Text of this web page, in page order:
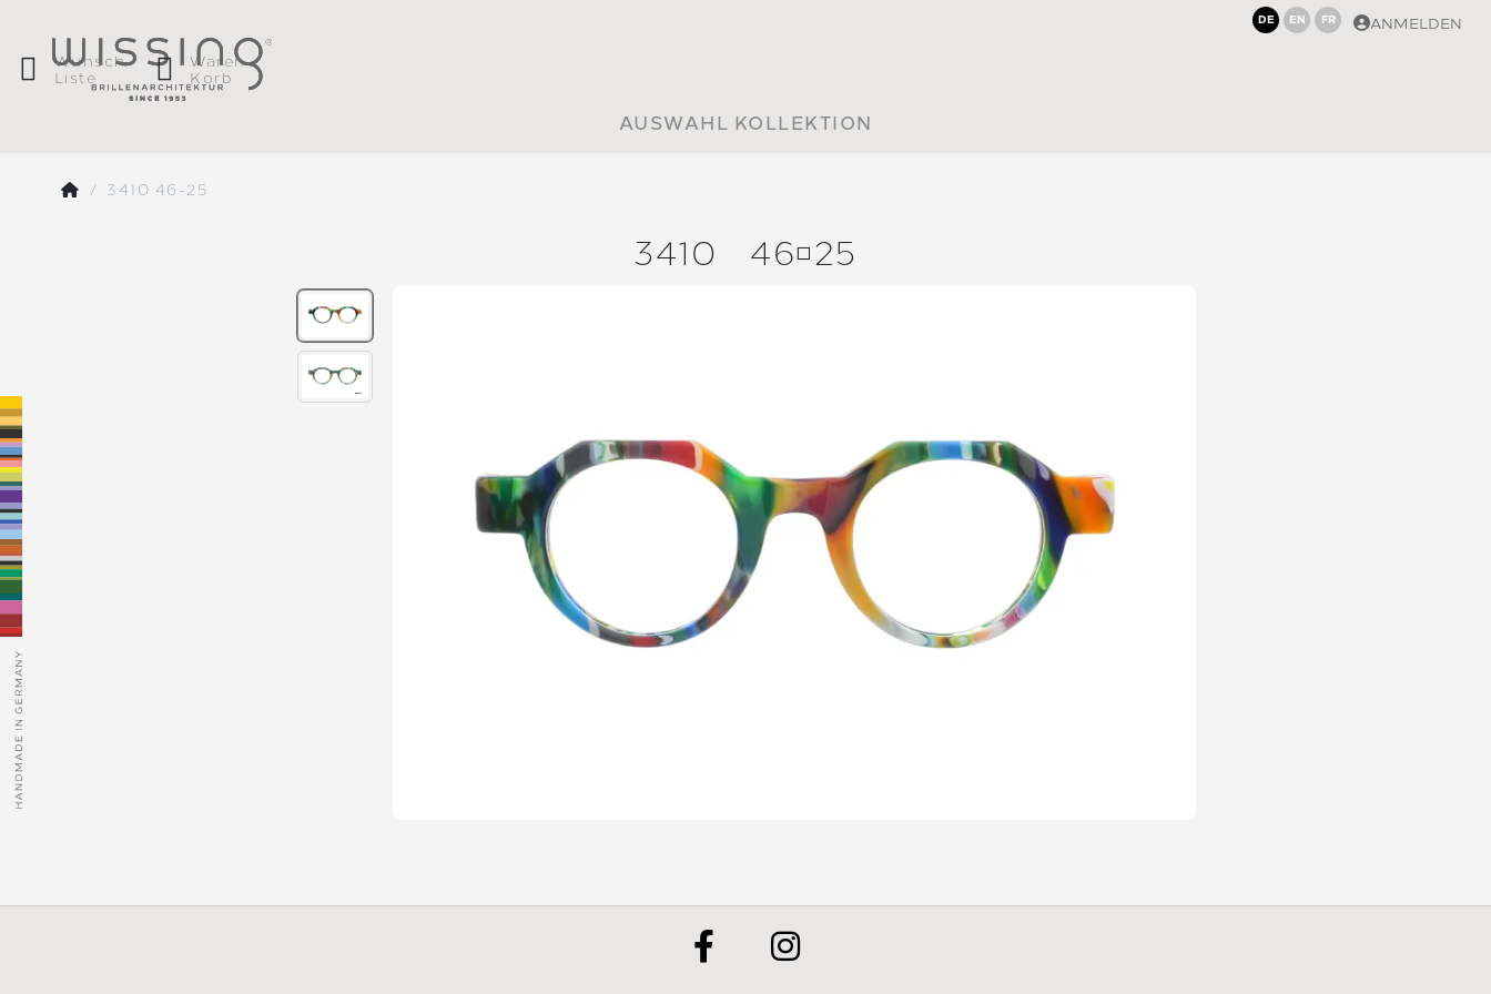
DE EN FR ANMELDEN
Wunsch
Liste
Waren
Korb
AUSWAHL KOLLEKTION
3410 46-25
3410 4625